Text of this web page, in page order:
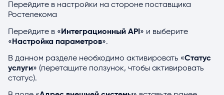
Перейдите в настройки на стороне поставщика
Ростелекома
Перейдите в «Интеграционный API» и выберите
«Настройка параметров».
В данном разделе необходимо активировать «Статус
услуги» (перетащите ползунок, чтобы активировать
статус).